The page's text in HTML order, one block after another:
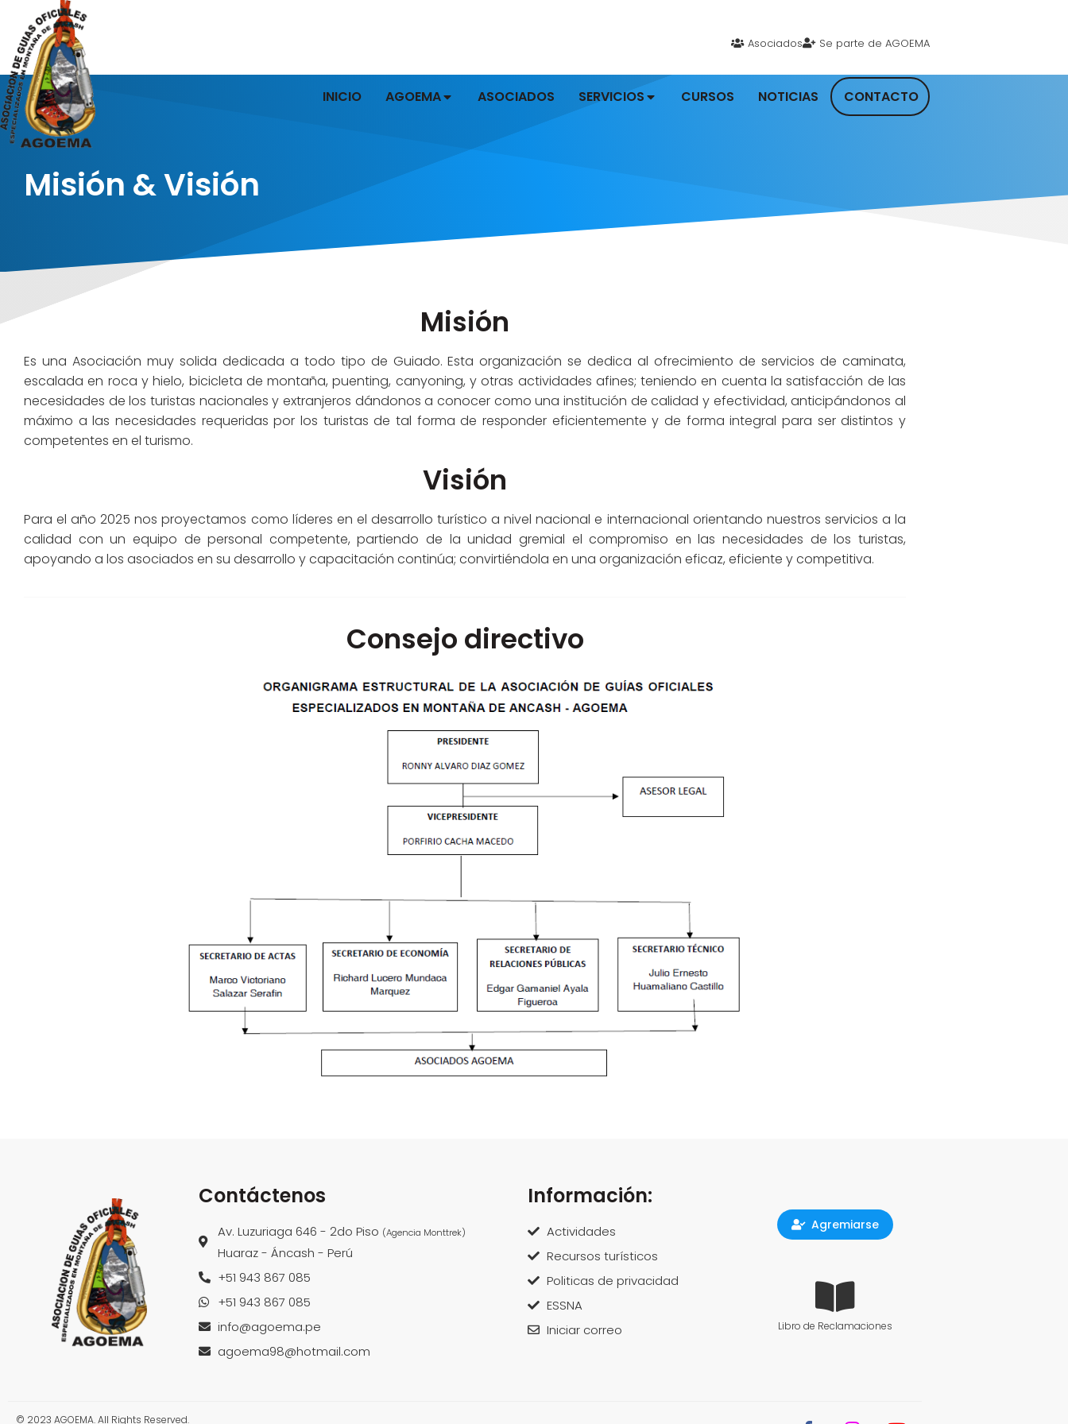
Asociados Se parte de AGOEMA
INICIO AGOEMA ASOCIADOS SERVICIOS CURSOS NOTICIAS CONTACTO
Misión & Visión
Misión
Es una Asociación muy solida dedicada a todo tipo de Guiado. Esta organización se dedica al ofrecimiento de servicios de caminata,
escalada en roca y hielo, bicicleta de montaña, puenting, canyoning, y otras actividades afines; teniendo en cuenta la satisfacción de las
necesidades de los turistas nacionales y extranjeros dándonos a conocer como una institución de calidad y efectividad, anticipándonos al
máximo a las necesidades requeridas por los turistas de tal forma de responder eficientemente y de forma integral para ser distintos y
competentes en el turismo.
Visión
Para el año 2025 nos proyectamos como líderes en el desarrollo turístico a nivel nacional e internacional orientando nuestros servicios a la
calidad con un equipo de personal competente, partiendo de la unidad gremial el compromiso en las necesidades de los turistas,
apoyando a los asociados en su desarrollo y capacitación continúa; convirtiéndola en una organización eficaz, eficiente y competitiva.
Consejo directivo
Contáctenos
Av. Luzuriaga 646 - 2do Piso (Agencia Monttrek)
Huaraz - Áncash - Perú
+51 943 867 085
+51 943 867 085
info@agoema.pe
agoema98@hotmail.com
Información:
Actividades
Recursos turísticos
Politicas de privacidad
ESSNA
Iniciar correo
Agremiarse
Libro de Reclamaciones
© 2023 AGOEMA. All Rights Reserved.